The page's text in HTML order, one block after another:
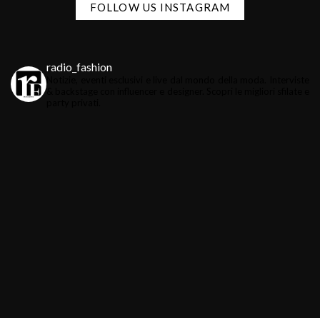
FOLLOW US INSTAGRAM
radio_fashion